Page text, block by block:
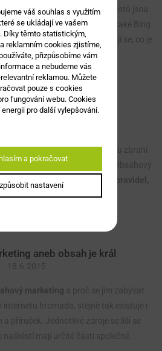
kde se vyskytují. Rajonem robotů jsou
Google, Seznam a dále také Bing
denně brouzdají a dívají se, co je
internetu nového.
ČÍST VÍCE
textů pro web
stránkách je mocnou zbraní
jsme už nakousli v článku Obsahový
a dnes se podíváme na
pár pravidel,
textů pro web neobejde.
aneb obsah je král
18.6.2015
marketing a proč se jím zabývat.
hromada, stejně tak existuje i
příruček. Jednotlivé zdroje se liší se
naštěstí mají určité části společné.
váš souhlas s využitím
se ukládají ve vašem
Díky těmto statistickým,
reklamním cookies zjistíme,
přizpůsobíme vám
a nebudeme vás
reklamou. Můžete
pouze s cookies
fungování webu. Cookies
pro další vylepšování.
a pokračovat
nastavení